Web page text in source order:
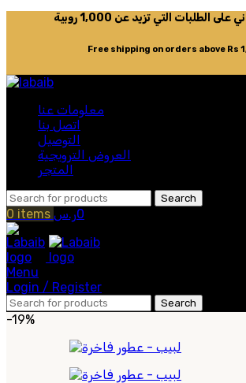
الطلبات التي تزيد عن 1,000 روبية
Free shipping on orders above Rs
معلومات عنا
اتصل بنا
التوصيل
العروض الترويجية
المتجر
Search
0 items 0ر.س
Menu
Login / Register
Search
-19%